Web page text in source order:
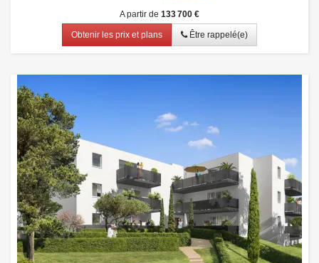
A partir de 133 700 €
Obtenir les prix et plans Être rappelé(e)